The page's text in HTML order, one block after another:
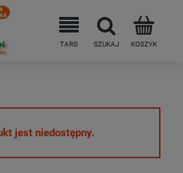
jest niedostępny.